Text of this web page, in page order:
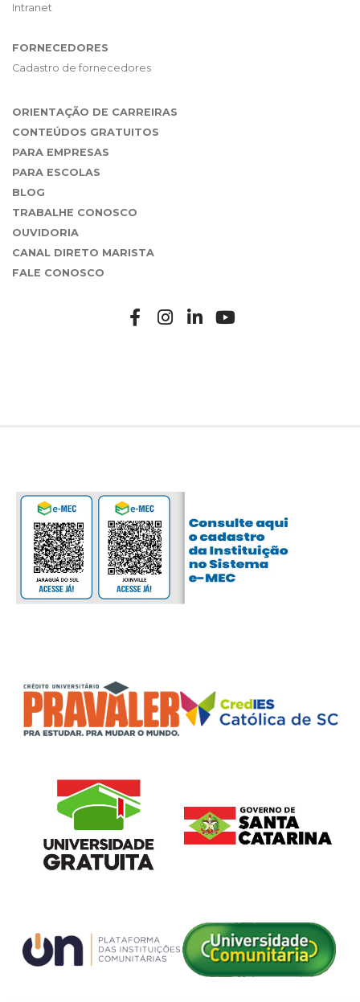
Intranet
FORNECEDORES
Cadastro de fornecedores
ORIENTAÇÃO DE CARREIRAS
CONTEÚDOS GRATUITOS
PARA EMPRESAS
PARA ESCOLAS
BLOG
TRABALHE CONOSCO
OUVIDORIA
CANAL DIRETO MARISTA
FALE CONOSCO